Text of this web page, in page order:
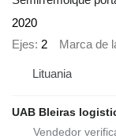
2020
Ejes 2 Marca de
Lituania
UAB Bleiras